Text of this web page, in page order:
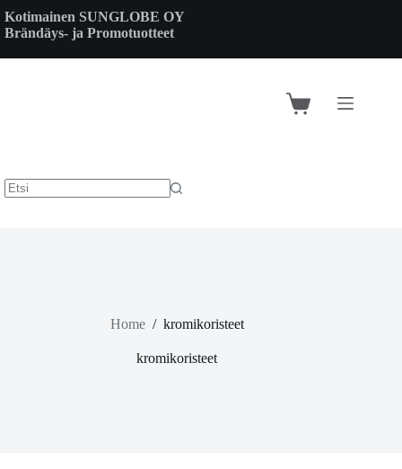
to
content
Kotimainen SUNGLOBE OY
Brändäys- ja Promotuotteet
Shopping
Home / kromikoristeet
kromikoristeet